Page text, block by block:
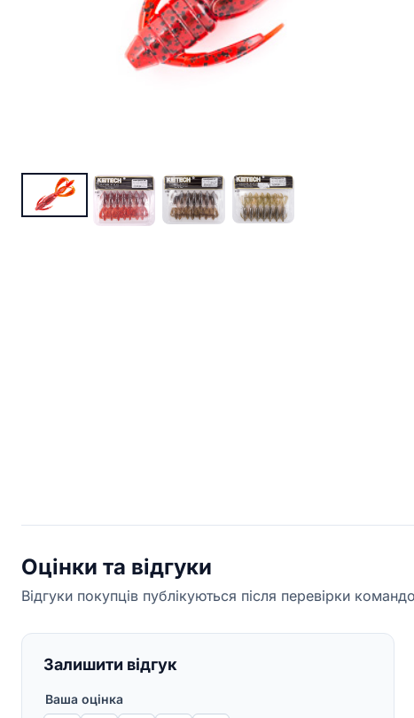
Оцінки та відгуки
Відгуки покупців публікуються після перевірки
Залишити відгук
Ваша оцінка